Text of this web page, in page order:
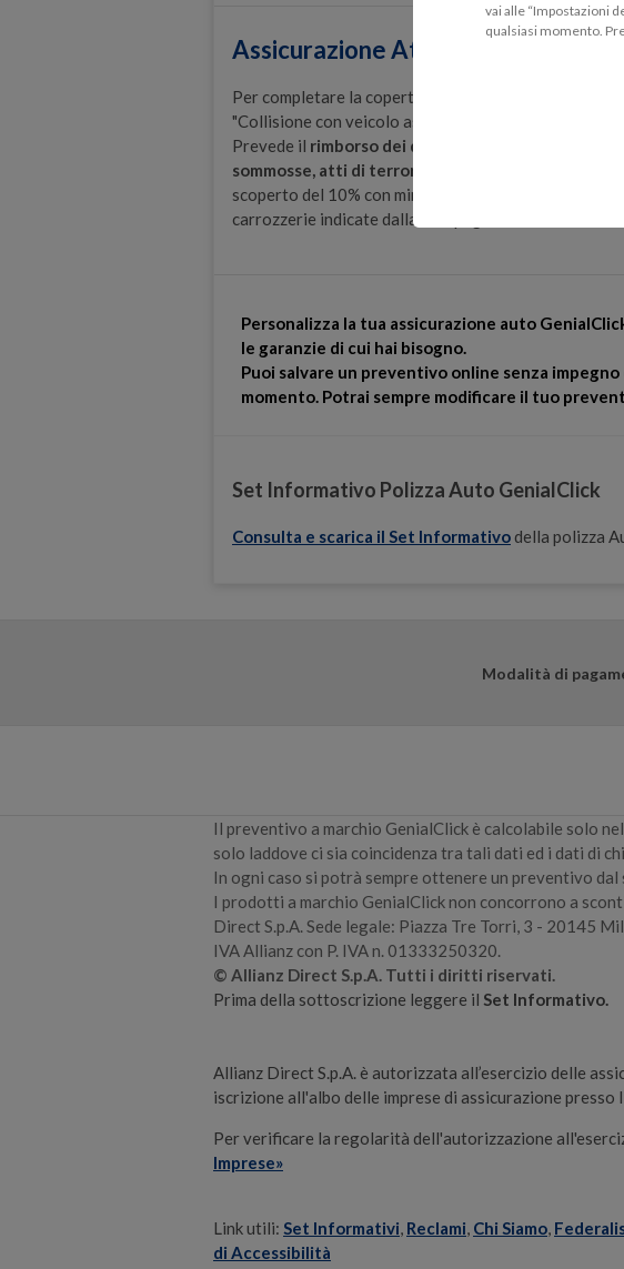
Assicurazione Atti vandalici
Per completare la copertura assicurativa della tua
"Collisione con veicolo assicurato" e/o "Furto e
Prevede il rimborso dei danni causati all'auto
sommosse, atti di terrorismo, sabotaggio,
scoperto del 10% con minimo di € 500, tali valori
carrozzerie indicate dalla Compagnia.
Personalizza la tua assicurazione auto
le garanzie di cui hai bisogno.
Puoi salvare un preventivo online senza
momento. Potrai sempre modificare il tuo
Set Informativo Polizza Auto GenialClick
Consulta e scarica il Set Informativo della polizza
Modalità di
Il preventivo a marchio GenialClick è calcolabile solo
solo laddove ci sia coincidenza tra tali dati ed i dati di
In ogni caso si potrà sempre ottenere un preventivo dal
I prodotti a marchio GenialClick non concorrono a
Direct S.p.A. Sede legale: Piazza Tre Torri, 3 - 20145
IVA Allianz con P. IVA n. 01333250320.
© Allianz Direct S.p.A. Tutti i diritti riservati.
Prima della sottoscrizione leggere il Set Informativo.
Allianz Direct S.p.A. è autorizzata all’esercizio delle
iscrizione all'albo delle imprese di assicurazione presso
Per verificare la regolarità dell'autorizzazione
Imprese»
Link utili: Set Informativi, Reclami, Chi Siamo,
di Accessibilità
vai alle “Impostazioni
qualsiasi momento.